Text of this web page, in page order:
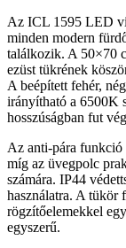
Az ICL 1595 LED
minden modern
találkozik. A 50×70
ezüst tükrének
A beépített fehér,
irányítható a 6500K
hosszúságban fut
Az anti-pára funkció
míg az üvegpolc
számára. IP44
használatra. A tükör
rögzítőelemekkel
egyszerű.